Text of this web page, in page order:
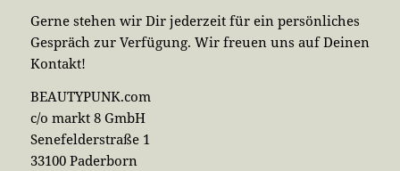
Gerne stehen wir Dir jederzeit für ein persönliches
Gespräch zur Verfügung. Wir freuen uns auf Deinen
Kontakt!
BEAUTYPUNK.com
c/o markt 8 GmbH
Senefelderstraße 1
33100 Paderborn